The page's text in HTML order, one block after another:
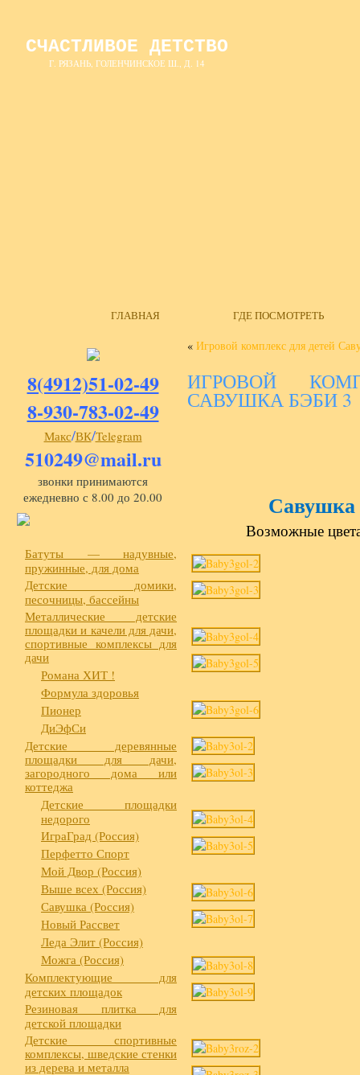
СЧАСТЛИВОЕ ДЕТСТВО
Г. РЯЗАНЬ, ГОЛЕНЧИНСКОЕ Ш., Д. 14
ГЛАВНАЯ ГДЕ ПОСМОТРЕТЬ
8(4912)51-02-49
8-930-783-02-49
Макс/ВК/Telegram
510249@mail.ru
звонки принимаются
ежедневно с 8.00 до 20.00
Батуты — надувные,
пружинные, для дома
Детские домики,
песочницы, бассейны
Металлические детские
площадки и качели для дачи,
спортивные комплексы для
дачи
Романа ХИТ !
Формула здоровья
Пионер
ДиЭфСи
Детские деревянные
площадки для дачи,
загородного дома или
коттеджа
Детские площадки
недорого
ИграГрад (Россия)
Перфетто Спорт
Мой Двор (Россия)
Выше всех (Россия)
Савушка (Россия)
Новый Рассвет
Леда Элит (Россия)
Можга (Россия)
Комплектующие для
детских площадок
Резиновая плитка для
детской площадки
Детские спортивные
комплексы, шведские стенки
из дерева и металла
« Игровой комплекс для детей
ИГРОВОЙ
САВУШКА БЭБИ 3
Возможные